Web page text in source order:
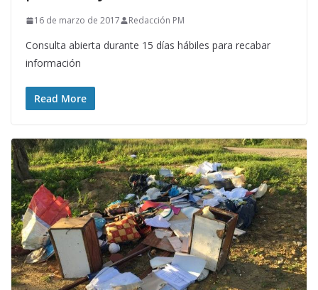
16 de marzo de 2017 Redacción PM
Consulta abierta durante 15 días hábiles para recabar
información
Read More